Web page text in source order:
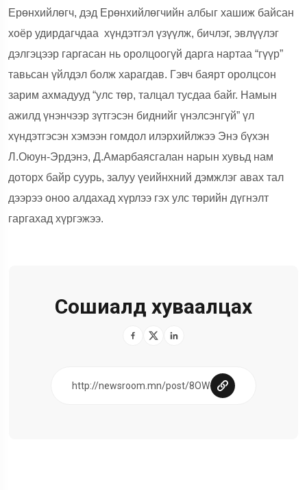
Ерөнхийлөгч, дэд Ерөнхийлөгчийн албыг хашиж байсан
хоёр удирдагчдаа хүндэтгэл үзүүлж, бичлэг, эвлүүлэг
дэлгэцээр гаргасан нь оролцоогүй дарга нартаа “гүүр”
тавьсан үйлдэл болж харагдав. Гэвч баярт оролцсон
зарим ахмадууд “улс төр, талцал тусдаа байг. Намын
ажилд үнэнчээр зүтгэсэн биднийг үнэлсэнгүй” үл
хүндэтгэсэн хэмээн гомдол илэрхийлжээ Энэ бүхэн
Л.Оюун-Эрдэнэ, Д.Амарбаясгалан нарын хувьд нам
доторх байр суурь, залуу үеийнхний дэмжлэг авах тал
дээрээ оноо алдахад хүрлээ гэх улс төрийн дүгнэлт
гаргахад хүргэжээ.
Сошиалд хуваалцах